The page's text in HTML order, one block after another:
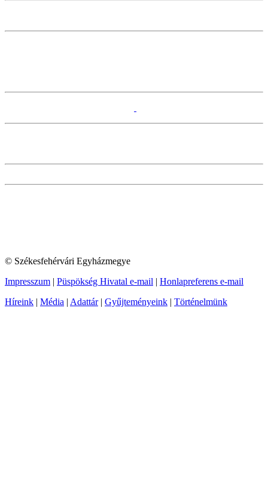
© Székesfehérvári Egyházmegye
Impresszum | Püspökség Hivatal e-mail | Honlapreferens e-mail
Híreink | Média | Adattár| Gyűjteményeink | Történelmünk